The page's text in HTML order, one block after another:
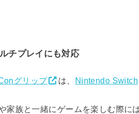
チプレイにも対応
グリップ は、 Nintendo Switch
家族と一緒にゲームを楽しむ際に